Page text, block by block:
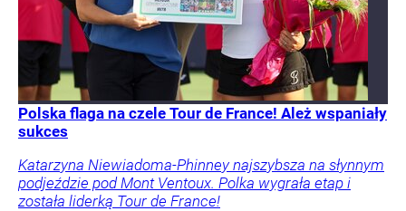
Polska flaga na czele Tour de France! Ależ wspaniały
sukces
Katarzyna Niewiadoma-Phinney najszybsza na słynnym
podjeździe pod Mont Ventoux. Polka wygrała etap i
została liderką Tour de France!